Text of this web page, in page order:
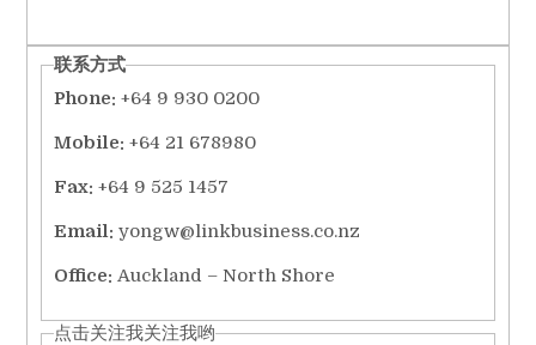
联系方式
Phone: +64 9 930 0200
Mobile: +64 21 678980
Fax: +64 9 525 1457
Email: yongw@linkbusiness.co.nz
Office: Auckland – North Shore
点击关注我关注我哟